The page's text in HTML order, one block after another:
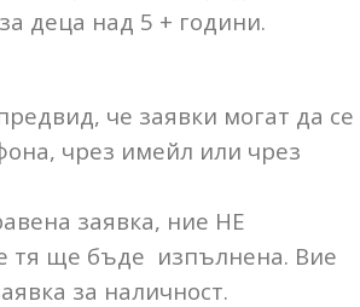
деца над 5 + години.
че заявки могат да се
чрез имейл или чрез
заявка, ние НЕ
тя ще бъде изпълнена. Вие
за наличност.